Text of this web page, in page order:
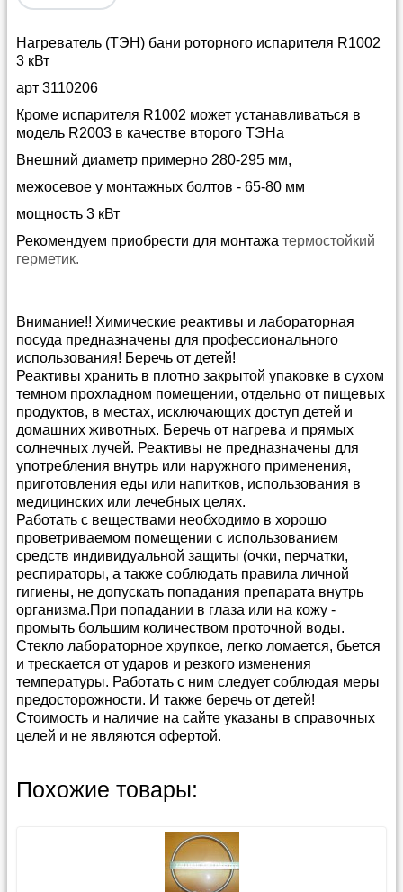
Нагреватель (ТЭН) бани роторного испарителя R1002
3 кВт
арт 3110206
Кроме испарителя R1002 может устанавливаться в
модель R2003 в качестве второго ТЭНа
Внешний диаметр примерно 280-295 мм,
межосевое у монтажных болтов - 65-80 мм
мощность 3 кВт
Рекомендуем приобрести для монтажа термостойкий
герметик.
Внимание!! Химические реактивы и лабораторная
посуда предназначены для профессионального
использования! Беречь от детей!
Реактивы хранить в плотно закрытой упаковке в сухом
темном прохладном помещении, отдельно от пищевых
продуктов, в местах, исключающих доступ детей и
домашних животных. Беречь от нагрева и прямых
солнечных лучей. Реактивы не предназначены для
употребления внутрь или наружного применения,
приготовления еды или напитков, использования в
медицинских или лечебных целях.
Работать с веществами необходимо в хорошо
проветриваемом помещении с использованием
средств индивидуальной защиты (очки, перчатки,
респираторы, а также соблюдать правила личной
гигиены, не допускать попадания препарата внутрь
организма.При попадании в глаза или на кожу -
промыть большим количеством проточной воды.
Стекло лабораторное хрупкое, легко ломается, бьется
и трескается от ударов и резкого изменения
температуры. Работать с ним следует соблюдая меры
предосторожности. И также беречь от детей!
Стоимость и наличие на сайте указаны в справочных
целей и не являются офертой.
транспортными компаниями, а также собственным
или привлеченным курьером.
Прайс-лист можно скачать в
Эксель (4 400 кб)
Насосы вакуумные
Похожие товары: